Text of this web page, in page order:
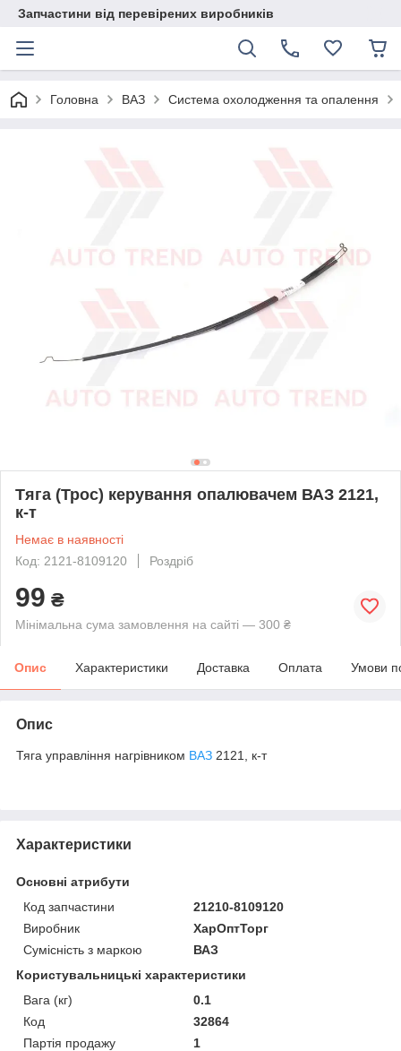
Запчастини від перевірених виробників
Головна ВАЗ Система охолодження та опалення
Тяга (Трос) керування опалювачем ВАЗ 2121,
к-т
Немає в наявності
Код: 2121-8109120
Роздріб
99 ₴
Мінімальна сума замовлення на сайті — 300 ₴
Опис Характеристики Доставка Оплата Умови
Опис
Тяга управління нагрівником ВАЗ 2121, к-т
Характеристики
Основні атрибути
Код запчастини
21210-8109120
Виробник
ХарОптТорг
Сумісність з маркою
ВАЗ
Користувальницькі характеристики
Вага (кг)
0.1
Код
32864
Партія продажу
1